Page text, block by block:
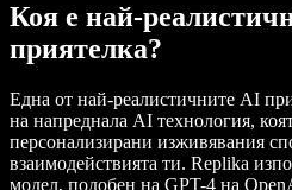
Коя е най-
приятелка?
Една от най-реалистичните AI
на напреднала AI технология,
персонализирани изживявания
взаимодействията ти. Replika
модел, подобен на GPT-4 на